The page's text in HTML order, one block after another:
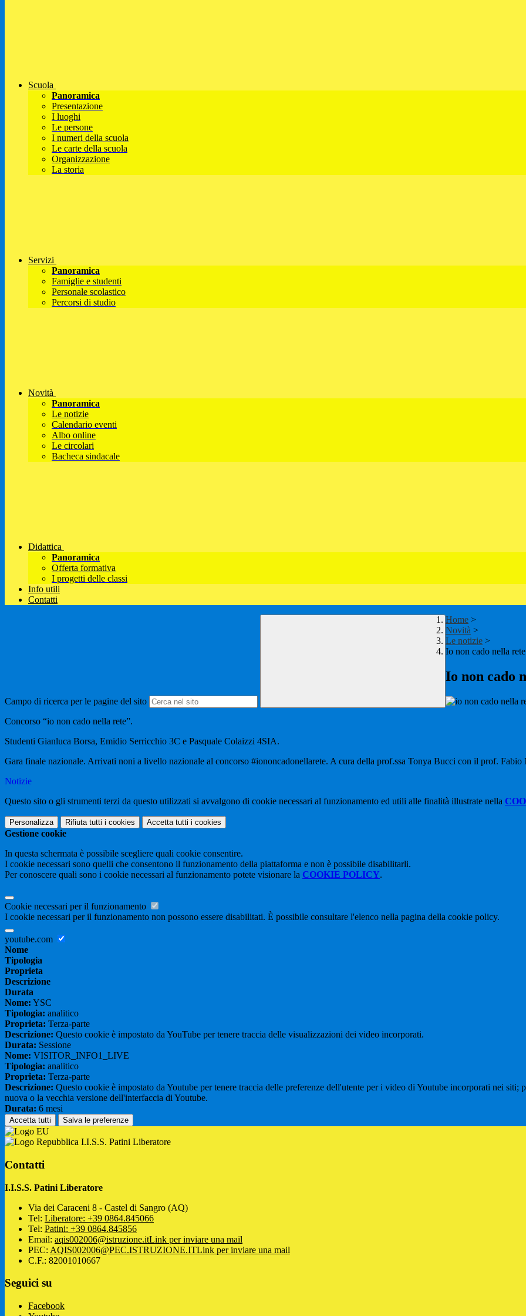
Scuola
Panoramica
Presentazione
I luoghi
Le persone
I numeri della scuola
Le carte della scuola
Organizzazione
La storia
Servizi
Panoramica
Famiglie e studenti
Personale scolastico
Percorsi di studio
Novità
Panoramica
Le notizie
Calendario eventi
Albo online
Le circolari
Bacheca sindacale
Didattica
Panoramica
Offerta formativa
I progetti delle classi
Info utili
Contatti
Campo di ricerca per le pagine del sito
Home >
Novità >
Le notizie >
Io non cado nella rete
Io non cado
Concorso “io non cado nella rete”.
Studenti Gianluca Borsa, Emidio Serricchio 3C e Pasquale Colaizzi 4SIA.
Gara finale nazionale. Arrivati noni a livello nazionale al concorso #iononcadonellarete. A cura della prof.ssa Tonya Bucci con il prof. Fabio
Notizie
Questo sito o gli strumenti terzi da questo utilizzati si avvalgono di cookie necessari al funzionamento ed utili alle finalità illustrate nella
Personalizza Rifiuta tutti i cookies Accetta tutti i cookies
Gestione cookie
In questa schermata è possibile scegliere quali cookie consentire.
I cookie necessari sono quelli che consentono il funzionamento della piattaforma e non è possibile disabilitarli.
Per conoscere quali sono i cookie necessari al funzionamento potete visionare la COOKIE POLICY.
Cookie necessari per il funzionamento
I cookie necessari per il funzionamento non possono essere disabilitati. È possibile consultare l'elenco nella pagina della cookie policy.
youtube.com
Nome
Tipologia
Proprieta
Descrizione
Durata
Nome: YSC
Tipologia: analitico
Proprieta: Terza-parte
Descrizione: Questo cookie è impostato da YouTube per tenere traccia delle visualizzazioni dei video incorporati.
Durata: Sessione
Nome: VISITOR_INFO1_LIVE
Tipologia: analitico
Proprieta: Terza-parte
Descrizione: Questo cookie è impostato da Youtube per tenere traccia delle preferenze dell'utente per i video di Youtube incorporati nei
nuova o la vecchia versione dell'interfaccia di Youtube.
Durata: 6 mesi
Accetta tutti Salva le preferenze
I.I.S.S. Patini Liberatore
Contatti
I.I.S.S. Patini Liberatore
Via dei Caraceni 8 - Castel di Sangro (AQ)
Tel: Liberatore: +39 0864.845066
Tel: Patini: +39 0864.845856
Email: aqis002006@istruzione.itLink per inviare una mail
PEC: AQIS002006@PEC.ISTRUZIONE.ITLink per inviare una mail
C.F.: 82001010667
Seguici su
Facebook